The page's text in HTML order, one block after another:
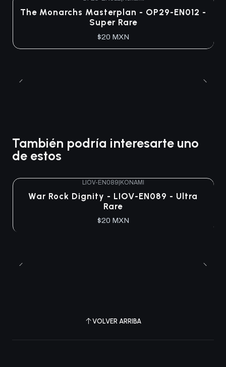
The Monarchs Masterplan - OP29-EN012 -
Super Rare
$20 MXN
También podría interesarte uno
de estos
LIOV-EN089|KONAMI
War Rock Dignity - LIOV-EN089 - Ultra
Rare
$20 MXN
VOLVER ARRIBA